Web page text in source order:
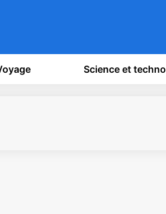
Science et techno